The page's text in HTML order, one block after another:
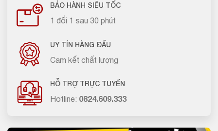
BẢO HÀNH SIÊU TỐC
1 đổi 1 sau 30 phút
UY TÍN HÀNG ĐẦU
Cam kết chất lượng
HỖ TRỢ TRỰC TUYẾN
Hotline: 0824.609.333